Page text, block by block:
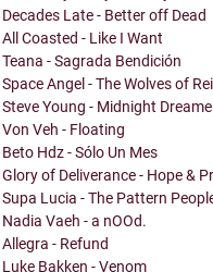
Decades Late - Better off Dead
All Coasted - Like I Want
Teana - Sagrada Bendición
Space Angel - The Wolves of
Steve Young - Midnight
Von Veh - Floating
Beto Hdz - Sólo Un Mes
Glory of Deliverance - Hope &
Supa Lucia - The Pattern
Nadia Vaeh - a nOOd.
Allegra - Refund
Luke Bakken - Venom